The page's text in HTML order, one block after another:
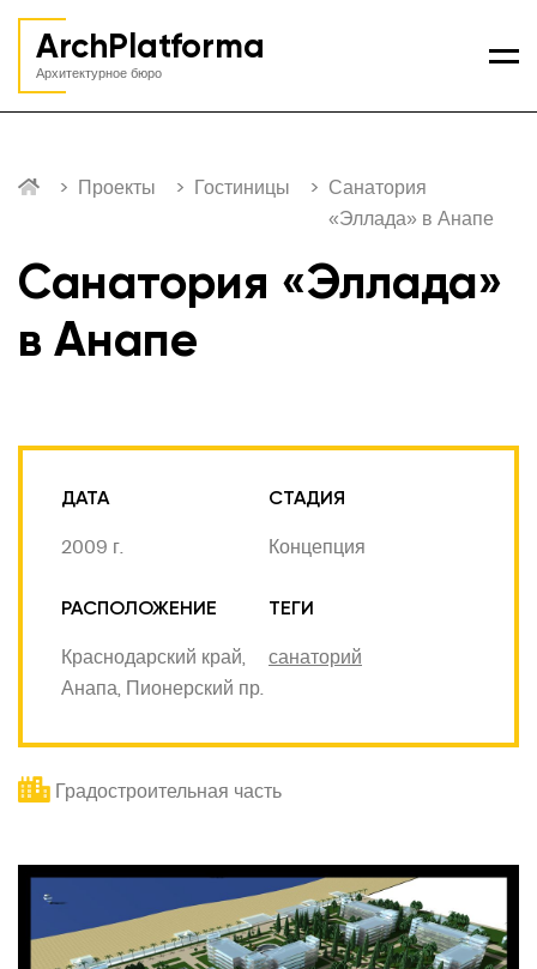
ArchPlatforma
Архитектурное бюро
Проекты Гостиницы
Санатория
«Эллада» в Анапе
Санатория «Эллада»
в Анапе
ДАТА
2009 г.
СТАДИЯ
Концепция
РАСПОЛОЖЕНИЕ
Краснодарский край,
Анапа, Пионерский пр.
ТЕГИ
санаторий
Градостроительная часть